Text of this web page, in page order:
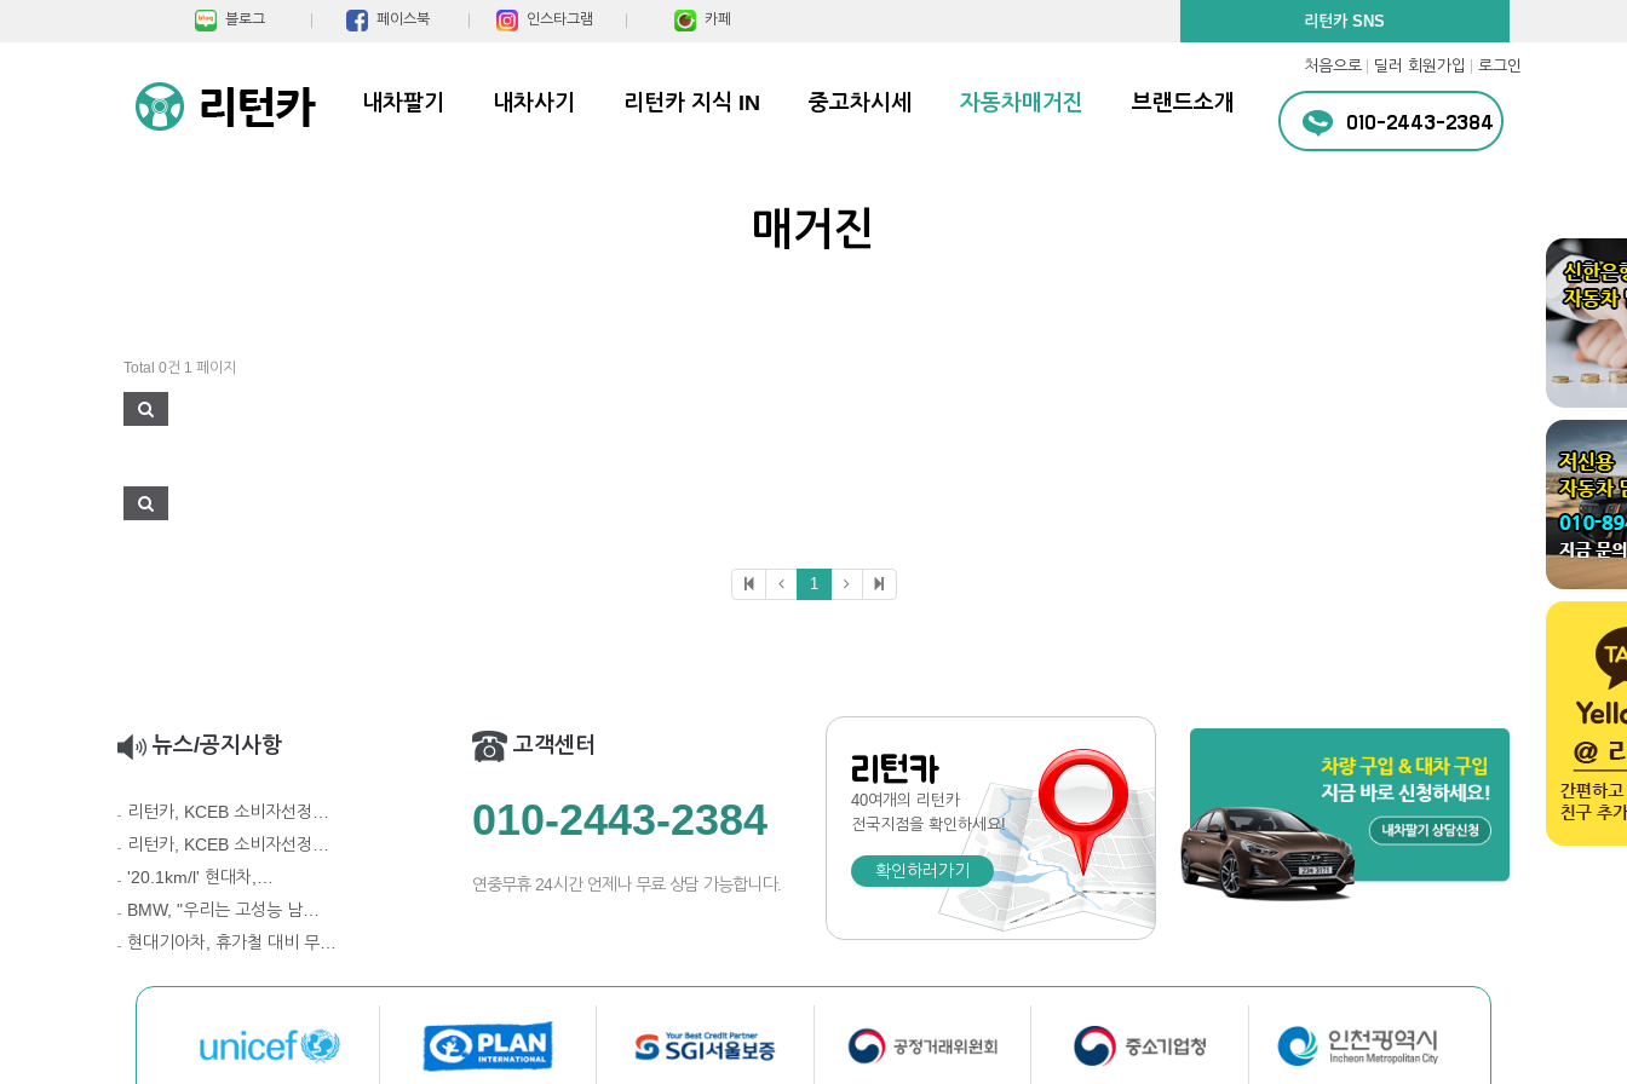
블로그 페이스북 인스타그램 카페 리턴카 SNS
내차팔기 내차사기 리턴카 지식 IN 중고차시세 자동차매거진 브랜드소개
처음으로 딜러 회원가입 로그인
010-2443-2384
매거진
Total 0건 1 페이지
1
뉴스/공지사항
리턴카, KCEB 소비자선정…
리턴카, KCEB 소비자선정…
'20.1km/l' 현대차,…
BMW, "우리는 고성능 남…
현대기아차, 휴가철 대비 무…
고객센터
010-2443-2384
연중무휴 24시간 언제나 무료 상담 가능합니다.
리턴카
40여개의 리턴카
전국지점을 확인하세요!
확인하러가기